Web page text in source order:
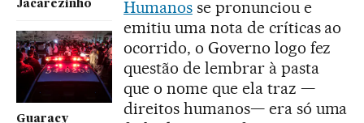
Jacarezinho
Guaracy
Humanosse pronunciou e
emitiu uma nota de críticas ao
ocorrido, o Governo logo fez
questão de lembrar à pasta
que o nome que ela traz —
direitos humanos— era só uma